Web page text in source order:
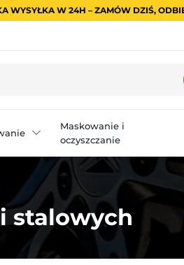
WYSYŁKA W 24H – ZAMÓW DZIŚ,
Maskowanie i
oczyszczanie
stalowych